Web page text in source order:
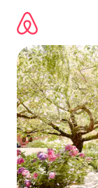
directement
contenu